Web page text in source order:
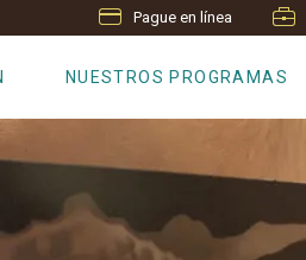
Pague en línea
NUESTROS PROGRAMAS